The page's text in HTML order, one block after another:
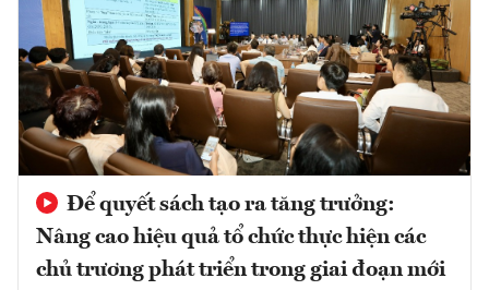
Để quyết sách tạo ra tăng trưởng:
Nâng cao hiệu quả tổ chức thực hiện các
chủ trương phát triển trong giai đoạn mới